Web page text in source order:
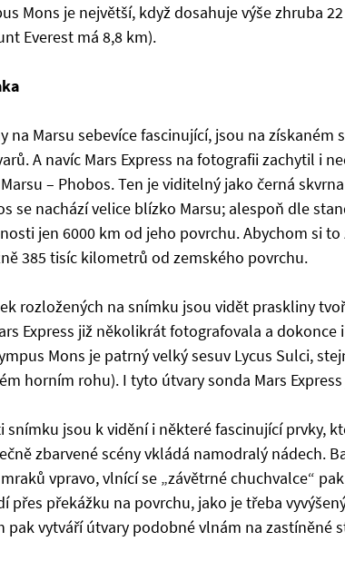
Mons je největší, když dosahuje výše zhruba
Everest má 8,8 km).
na Marsu sebevíce fascinující, jsou na
A navíc Mars Express na fotografii zachytil i
– Phobos. Ten je viditelný jako černá
se nachází velice blízko Marsu; alespoň dle
jen 6000 km od jeho povrchu. Abychom si
385 tisíc kilometrů od zemského povrchu.
rozložených na snímku jsou vidět praskliny
Express již několikrát fotografovala a
Mons je patrný velký sesuv Lycus Sulci,
horním rohu). I tyto útvary sonda Mars
snímku jsou k vidění i některé fascinující prvky,
zbarvené scény vkládá namodralý nádech.
vpravo, vlnící se „závětrné chuchvalce“
přes překážku na povrchu, jako je třeba
pak vytváří útvary podobné vlnám na zastíněné